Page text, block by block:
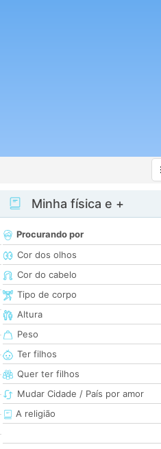
Minha física e +
Procurando por
Cor dos olhos
Cor do cabelo
Tipo de corpo
Altura
Peso
Ter filhos
Quer ter filhos
Mudar Cidade / País por amor
A religião